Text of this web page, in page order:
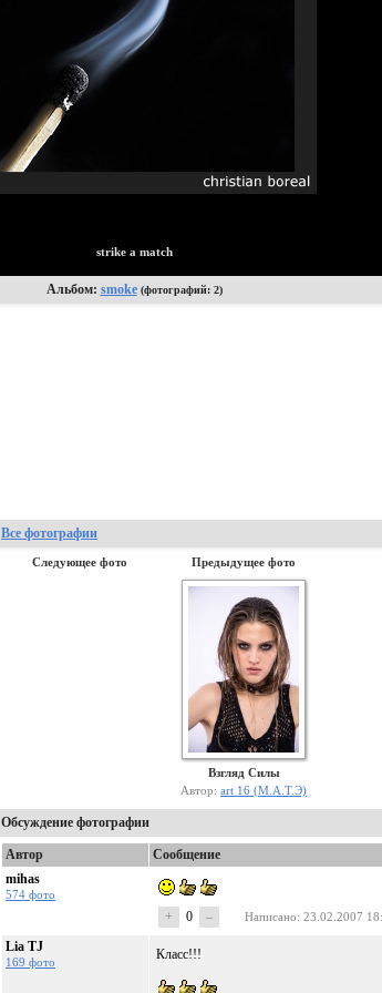
strike a match
Альбом: smoke (фотографий: 2)
Все фотографии
Следующее фото Предыдущее фото
Взгляд Силы
Автор: art 16 (М.А.Т.Э)
Обсуждение фотографии
Автор
Сообщение
mihas
574 фото
+ 0 – Написано: 23.02.2007
Lia TJ
169 фото Класс!!!